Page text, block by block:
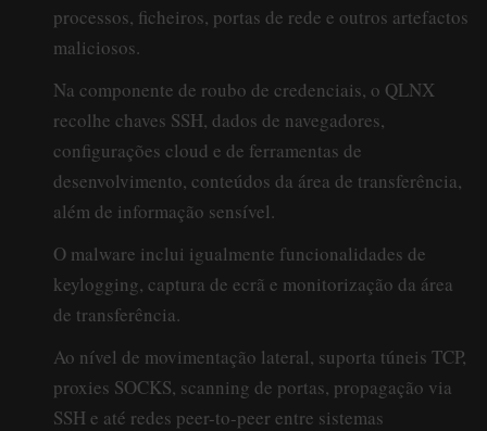
processos, ficheiros, portas de rede e outros artefactos
maliciosos.
Na componente de roubo de credenciais, o QLNX
recolhe chaves SSH, dados de navegadores,
configurações cloud e de ferramentas de
desenvolvimento, conteúdos da área de transferência,
além de informação sensível.
O malware inclui igualmente funcionalidades de
keylogging, captura de ecrã e monitorização da área
de transferência.
Ao nível de movimentação lateral, suporta túneis TCP,
proxies SOCKS, scanning de portas, propagação via
SSH e até redes peer-to-peer entre sistemas